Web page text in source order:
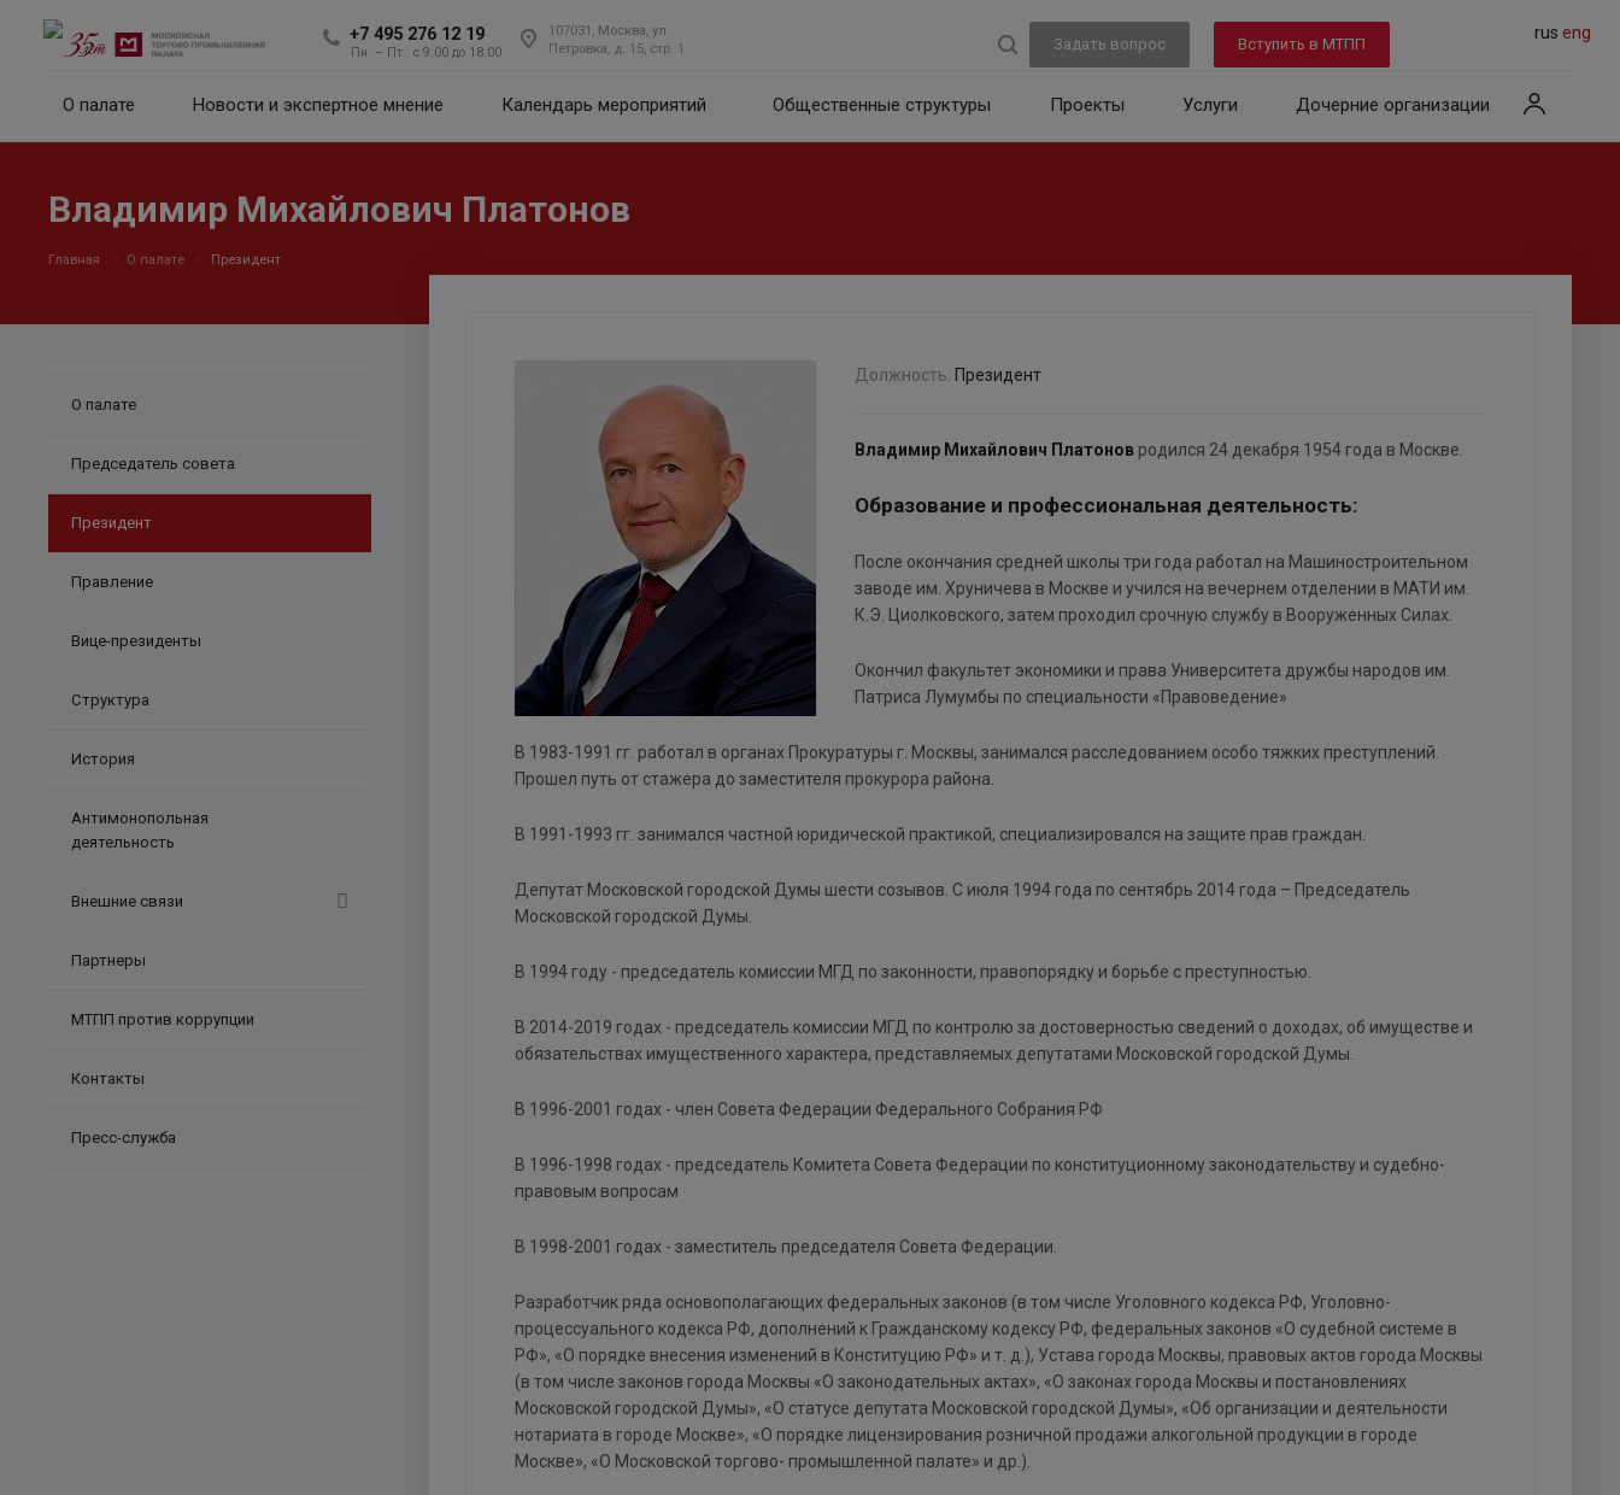
+7 495 276 12 19
Пн. – Пт.: с 9:00 до 18:00
107031, Москва, ул.
Петровка, д. 15, стр. 1
Задать вопрос Вступить в МТПП
rus eng
О палате Новости и экспертное мнение Календарь мероприятий Общественные структуры Проекты Услуги Дочерние организации
Владимир Михайлович Платонов
Главная О палате Президент
Должность: Президент
Владимир Михайлович Платонов родился 24 декабря 1954 года в Москве.
Образование и профессиональная деятельность:
После окончания средней школы три года работал на Машиностроительном
заводе им. Хруничева в Москве и учился на вечернем отделении в МАТИ им.
К.Э. Циолковского, затем проходил срочную службу в Вооруженных Силах.
Окончил факультет экономики и права Университета дружбы народов им.
Патриса Лумумбы по специальности «Правоведение»
В 1983-1991 гг. работал в органах Прокуратуры г. Москвы, занимался расследованием особо тяжких преступлений.
Прошел путь от стажера до заместителя прокурора района.
В 1991-1993 гг. занимался частной юридической практикой, специализировался на защите прав граждан.
Депутат Московской городской Думы шести созывов. С июля 1994 года по сентябрь 2014 года – Председатель
Московской городской Думы.
В 1994 году - председатель комиссии МГД по законности, правопорядку и борьбе с преступностью.
В 2014-2019 годах - председатель комиссии МГД по контролю за достоверностью сведений о доходах, об имуществе и
обязательствах имущественного характера, представляемых депутатами Московской городской Думы.
В 1996-2001 годах - член Совета Федерации Федерального Собрания РФ
В 1996-1998 годах - председатель Комитета Совета Федерации по конституционному законодательству и судебно-
правовым вопросам
В 1998-2001 годах - заместитель председателя Совета Федерации.
Разработчик ряда основополагающих федеральных законов (в том числе Уголовного кодекса РФ, Уголовно-
процессуального кодекса РФ, дополнений к Гражданскому кодексу РФ, федеральных законов «О судебной системе в
РФ», «О порядке внесения изменений в Конституцию РФ» и т. д.), Устава города Москвы, правовых актов города Москвы
(в том числе законов города Москвы «О законодательных актах», «О законах города Москвы и постановлениях
Московской городской Думы», «О статусе депутата Московской городской Думы», «Об организации и деятельности
нотариата в городе Москве», «О порядке лицензирования розничной продажи алкогольной продукции в городе
Москве», «О Московской торгово- промышленной палате» и др.).
О палате
Председатель совета
Президент
Правление
Вице-президенты
Структура
История
Антимонопольная
деятельность
Внешние связи
Партнеры
МТПП против коррупции
Контакты
Пресс-служба